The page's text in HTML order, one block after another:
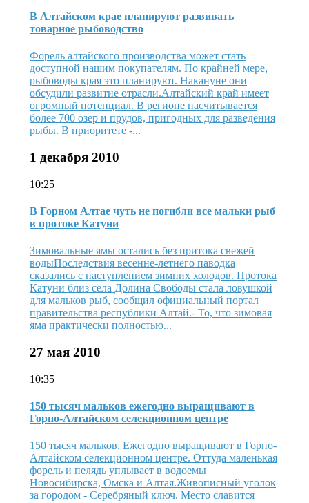
В Алтайском крае планируют развивать
товарное рыбоводство
Форель алтайского производства может стать
доступной нашим покупателям. По крайней мере,
рыбоводы края это планируют. Накануне они
обсудили развитие отрасли.Алтайский край имеет
огромный потенциал. В регионе насчитывается
более 700 озер и прудов, пригодных для разведения
рыбы. В приоритете -...
1 декабря 2010
10:25
В Горном Алтае чуть не погибли все мальки рыб
в протоке Катуни
Зимовальные ямы остались без притока свежей
водыПоследствия весенне-летнего паводка
сказались с наступлением зимних холодов. Протока
Катуни близ села Долина Свободы стала ловушкой
для мальков рыб, сообщил официальный портал
правительства республики Алтай.- То, что зимовая
яма практически полностью...
27 мая 2010
10:35
150 тысяч мальков ежегодно выращивают в
Горно-Алтайском селекционном центре
150 тысяч мальков. Ежегодно выращивают в Горно-
Алтайском селекционном центре. Оттуда маленькая
форель и пелядь уплывает в водоемы
Новосибирска, Омска и Алтая.Живописный уголок
за городом - Серебряный ключ. Место славится